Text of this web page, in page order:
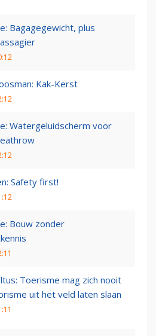
Bagagegewicht, plus
Kak-Kerst
Watergeluidscherm voor
Safety first!
Bouw zonder
Toerisme mag zich nooit
uit het veld laten slaan